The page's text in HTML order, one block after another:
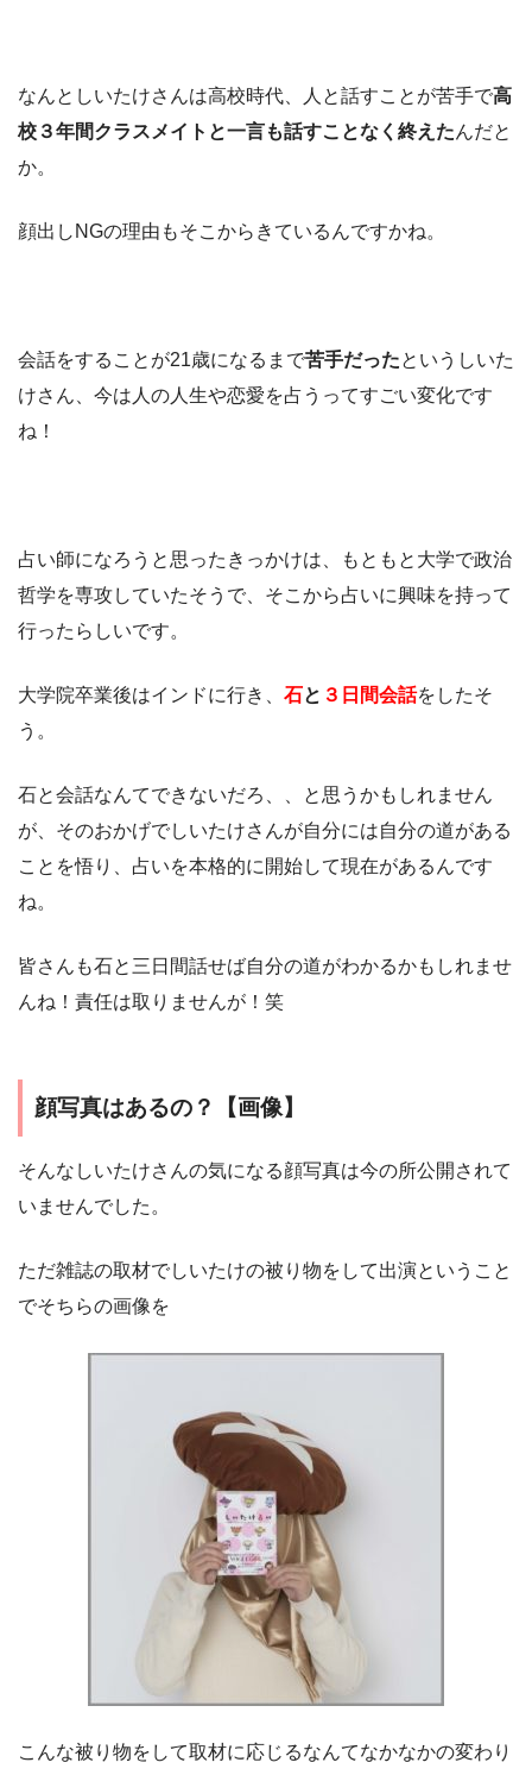
なんとしいたけさんは高校時代、人と話すことが苦手で高
校３年間クラスメイトと一言も話すことなく終えたんだと
か。
顔出しNGの理由もそこからきているんですかね。
会話をすることが21歳になるまで苦手だったというしいた
けさん、今は人の人生や恋愛を占うってすごい変化です
ね！
占い師になろうと思ったきっかけは、もともと大学で政治
哲学を専攻していたそうで、そこから占いに興味を持って
行ったらしいです。
大学院卒業後はインドに行き、 石と ３日間会話をしたそ
う。
石と会話なんてできないだろ、、と思うかもしれません
が、そのおかげでしいたけさんが自分には自分の道がある
ことを悟り、占いを本格的に開始して現在があるんです
ね。
皆さんも石と三日間話せば自分の道がわかるかもしれませ
んね！責任は取りませんが！笑
顔写真はあるの？【画像】
そんなしいたけさんの気になる顔写真は今の所公開されて
いませんでした。
ただ雑誌の取材でしいたけの被り物をして出演ということ
でそちらの画像を
こんな被り物をして取材に応じるなんてなかなかの変わり